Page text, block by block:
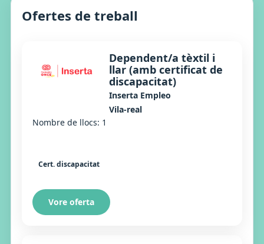
Ofertes de treball
Dependent/a tèxtil i
llar (amb certificat de
discapacitat)
Inserta Empleo
Vila-real
Nombre de llocs: 1
Cert. discapacitat
Vore oferta